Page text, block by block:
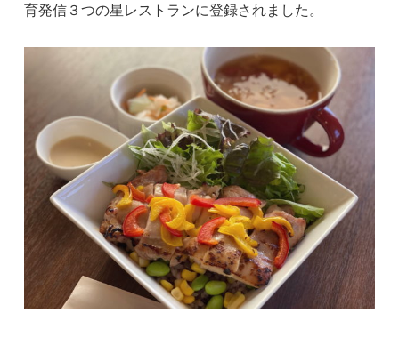
育発信３つの星レストランに登録されました。